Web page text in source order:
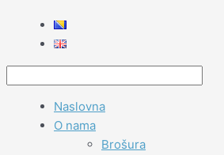
Naslovna
O nama
Brošura